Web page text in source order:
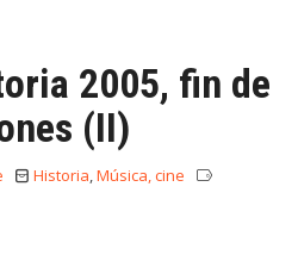
2005, fin de
(II)
Historia Música, cine